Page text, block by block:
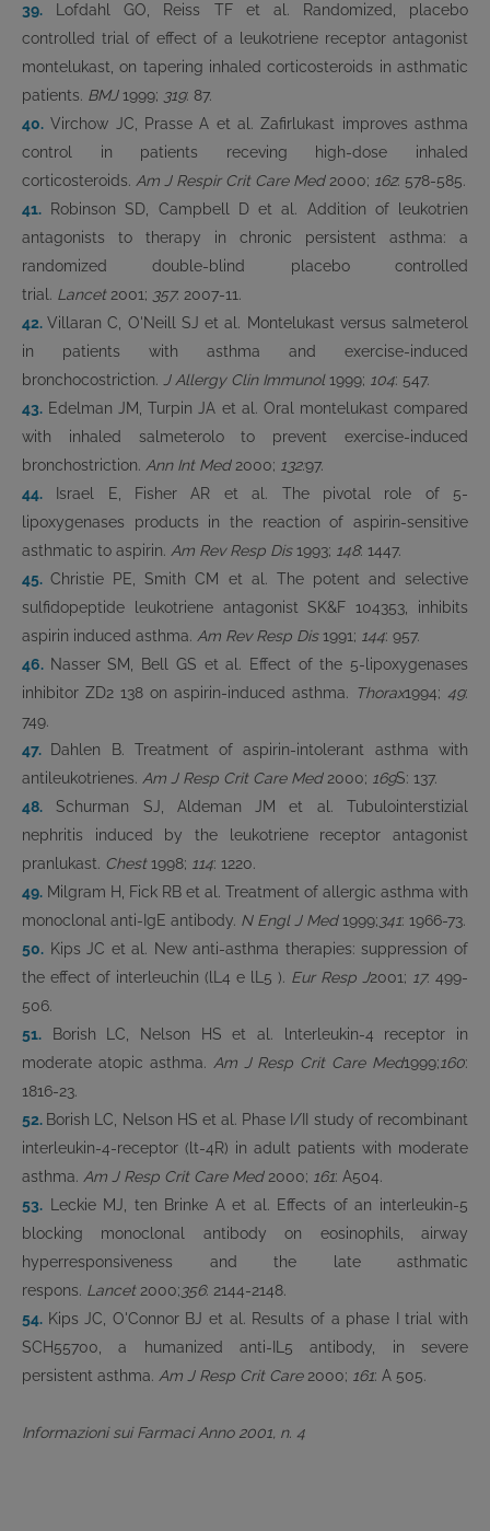
39. Lofdahl GO, Reiss TF et al. Randomized, placebo
controlled trial of effect of a leukotriene receptor antagonist
montelukast, on tapering inhaled corticosteroids in asthmatic
patients. BMJ1999; 319: 87.
40. Virchow JC, Prasse A et al. Zafirlukast improves asthma
control in patients receving high-dose inhaled
corticosteroids. Am J Respir Crit Care Med2000; 162: 578-585.
41. Robinson SD, Campbell D et al. Addition of leukotrien
antagonists to therapy in chronic persistent asthma: a
randomized double-blind placebo controlled
trial. Lancet2001; 357: 2007-11.
42.Villaran C, O'Neill SJ et al. Montelukast versus salmeterol
in patients with asthma and exercise-induced
bronchocostriction. J Allergy Clin Immunol1999; 104: 547.
43. Edelman JM, Turpin JA et al. Oral montelukast compared
with inhaled salmeterolo to prevent exercise-induced
bronchostriction. Ann Int Med2000; 132:97.
44. Israel E, Fisher AR et al. The pivotal role of 5-
lipoxygenases products in the reaction of aspirin-sensitive
asthmatic to aspirin. Am Rev Resp Dis1993; 148: 1447.
45.Christie PE, Smith CM et al. The potent and selective
sulfidopeptide leukotriene antagonist SK&F 104353, inhibits
aspirin induced asthma. Am Rev Resp Dis1991; 144: 957.
46. Nasser SM, Bell GS et al. Effect of the 5-lipoxygenases
inhibitor ZD2 138 on aspirin-induced asthma. Thorax1994; 49:
749.
47.
Dahlen B. Treatment of aspirin-intolerant asthma with
antileukotrienes. Am J Resp Crit Care Med2000; 169S: 137.
48. Schurman SJ, Aldeman JM et al. Tubulointerstizial
nephritis induced by the leukotriene receptor antagonist
pranlukast. Chest1998; 114: 1220.
49. Milgram H, Fick RB et al. Treatment of allergic asthma with
monoclonal anti-IgE antibody. N Engl J Med1999;341: 1966-73.
50. Kips JC et al. New anti-asthma therapies: suppression of
the effect of interleuchin (lL4 e lL5 ). Eur Resp J2001; 17: 499-
506.
51. Borish LC, Nelson HS et al. lnterleukin-4 receptor in
moderate atopic asthma. Am J Resp Crit Care Med1999;160:
1816-23.
52. Borish LC, Nelson HS et al. Phase I/II study of recombinant
interleukin-4-receptor (lt-4R) in adult patients with moderate
asthma. Am J Resp Crit Care Med2000; 161: A504.
53. Leckie MJ, ten Brinke A et al. Effects of an interleukin-5
blocking monoclonal antibody on eosinophils, airway
hyperresponsiveness and the late asthmatic
respons. Lancet2000;356: 2144-2148.
54. Kips JC, O'Connor BJ et al. Results of a phase I trial with
SCH55700, a humanized anti-IL5 antibody, in severe
persistent asthma. Am J Resp Crit Care2000; 161: A 505.
Informazioni sui Farmaci Anno 2001, n. 4